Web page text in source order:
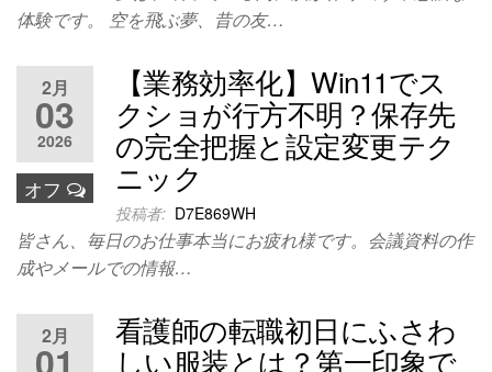
体験です。 空を飛ぶ夢、昔の友…
2月
03
2026
オフ
【業務効率化】Win11でス
クショが行方不明？保存先
の完全把握と設定変更テク
ニック
投稿者: D7E869WH
皆さん、毎日のお仕事本当にお疲れ様です。会議資料の作
成やメールでの情報…
2月 看護師の転職初日にふさわ
しい服装とは？第一印象で